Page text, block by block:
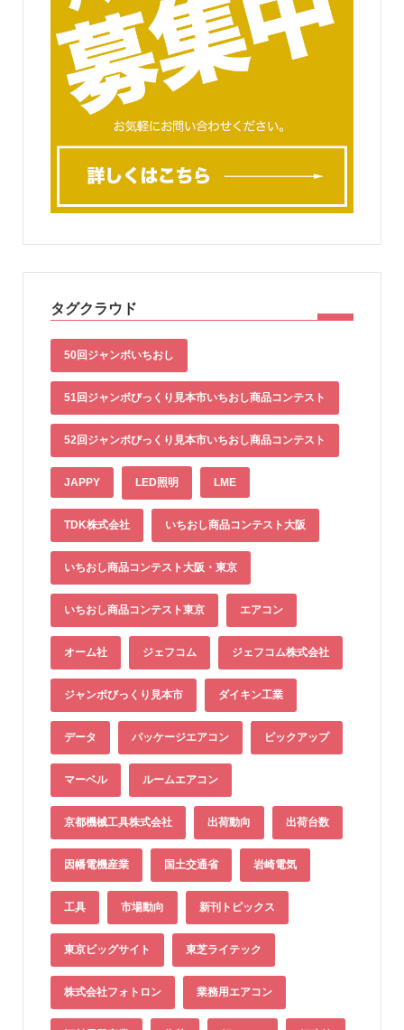
タグクラウド
50回ジャンボいちおし
51回ジャンボびっくり見本市いちおし商品コンテスト
52回ジャンボびっくり見本市いちおし商品コンテスト
JAPPY LED照明 LME
TDK株式会社 いちおし商品コンテスト大阪
いちおし商品コンテスト大阪・東京
いちおし商品コンテスト東京 エアコン
オーム社 ジェフコム ジェフコム株式会社
ジャンボびっくり見本市 ダイキン工業
データ パッケージエアコン ピックアップ
マーベル ルームエアコン
京都機械工具株式会社 出荷動向 出荷台数
因幡電機産業 国土交通省 岩崎電気
工具 市場動向 新刊トピックス
東京ビッグサイト 東芝ライテック
株式会社フォトロン 業務用エアコン